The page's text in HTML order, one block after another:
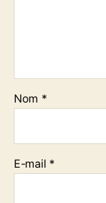
Nom *
E-mail *